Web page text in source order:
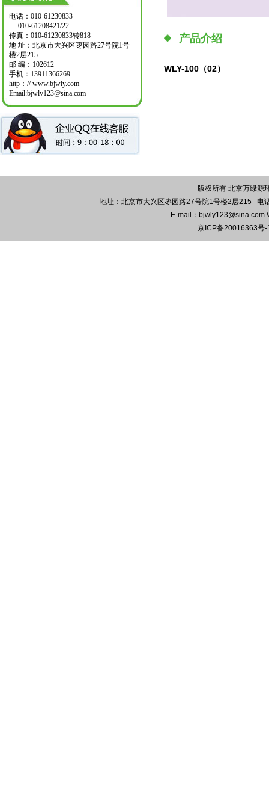
电话：010-61230833
010-61208421/22
传真：010-61230833转818
地 址：北京市大兴区枣园路27号院1号
楼2层215
邮 编：102612
手机：13911366269
http：// www.bjwly.com
Email:bjwly123@sina.com
产品介绍
WLY-100（02）
版权所有 北京万绿源
地址：北京市大兴区枣园路27号院1号楼2层215
E-mail：bjwly123@sina.com
京ICP备20016363号-